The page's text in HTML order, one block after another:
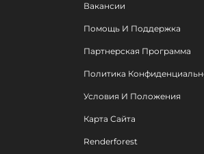
Вакансии
Помощь И Поддержка
Партнерская Программа
Политика
Условия И Положения
Карта Сайта
Renderforest